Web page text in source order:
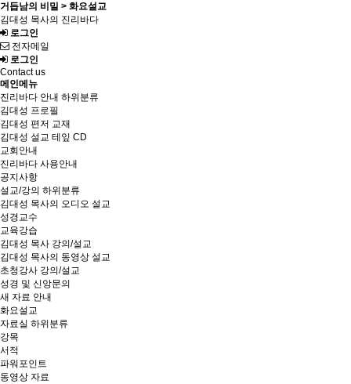
거듭남의 비밀 > 화요설교
김대성 목사의 진리바다
로그인
전자메일
로그인
Contact us
메인메뉴
진리바다 안내 하위분류
김대성 프로필
김대성 편저 교재
김대성 설교 테잎 CD
교회안내
진리바다 사용안내
공지사항
설교/강의 하위분류
김대성 목사의 오디오 설교
성경교수
교육강습
김대성 목사 강의/설교
김대성 목사의 동영상 설교
초청강사 강의/설교
성경 및 신앙문의
새 자료 안내
화요설교
자료실 하위분류
강목
서적
파워포인트
동영상 자료